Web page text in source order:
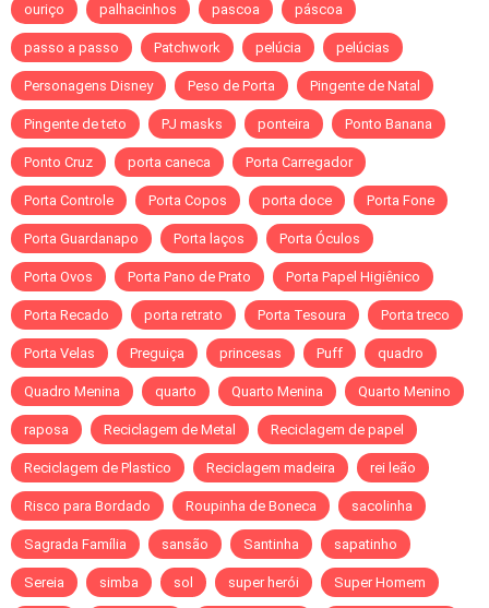
ouriço palhacinhos pascoa páscoa
passo a passo Patchwork pelúcia pelúcias
Personagens Disney Peso de Porta Pingente de Natal
Pingente de teto PJ masks ponteira Ponto Banana
Ponto Cruz porta caneca Porta Carregador
Porta Controle Porta Copos porta doce Porta Fone
Porta Guardanapo Porta laços Porta Óculos
Porta Ovos Porta Pano de Prato Porta Papel Higiênico
Porta Recado porta retrato Porta Tesoura Porta treco
Porta Velas Preguiça princesas Puff quadro
Quadro Menina quarto Quarto Menina Quarto Menino
raposa Reciclagem de Metal Reciclagem de papel
Reciclagem de Plastico Reciclagem madeira rei leão
Risco para Bordado Roupinha de Boneca sacolinha
Sagrada Família sansão Santinha sapatinho
Sereia simba sol super herói Super Homem